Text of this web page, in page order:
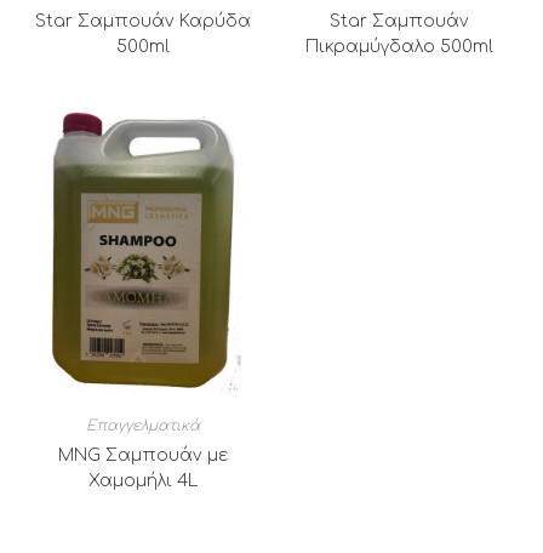
Star Σαμπουάν Καρύδα
500ml
Star Σαμπουάν
Πικραμύγδαλο 500ml
Επαγγελματικά
MNG Σαμπουάν με
Χαμομήλι 4L